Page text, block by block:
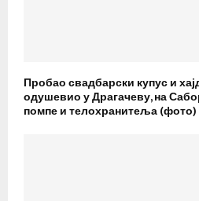
Пробао свадбарски купус и
одушевио у Драгачеву, на
помпе и телохранитеља (фото)